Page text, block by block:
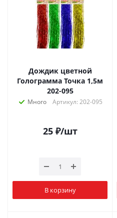
Дождик цветной
Голограмма Точка 1,5м
202-095
Много Артикул: 202-095
25₽/шт
В корзину